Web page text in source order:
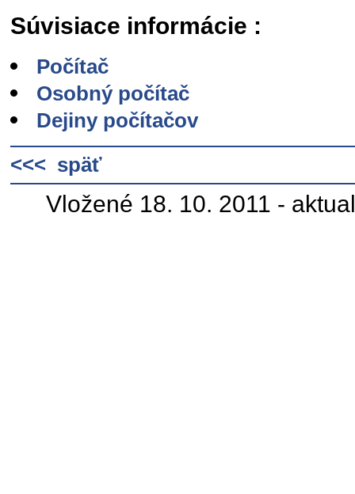
Súvisiace informácie :
Počítač
Osobný počítač
Dejiny počítačov
<<< späť
Vložené 18. 10. 2011 -